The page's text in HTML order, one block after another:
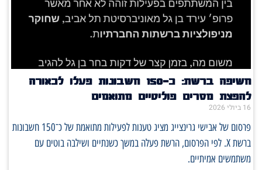
חשיפה ברשת: כ־150 חשבונות פעלו לכאורה
להפצת מסרים פוליטיים מתואמים
16 ביולי 2026
פרסום של אבישי גרינצייג מציג טענות לפעילות מתואמת של כ־150 חשבונות
ברשת X. לפי הפרסום, הרשת פעלה במשך כשנתיים ושילבה בוטים עם
משתמשים אמיתיים.